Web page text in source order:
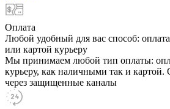
Оплата
Любой удобный для вас способ:
или картой курьеру
Мы принимаем любой тип оплаты:
курьеру, как наличными так и картой.
через защищенные каналы